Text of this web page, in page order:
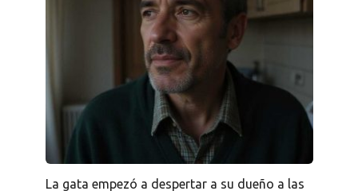
La gata empezó a despertar a su dueño a las